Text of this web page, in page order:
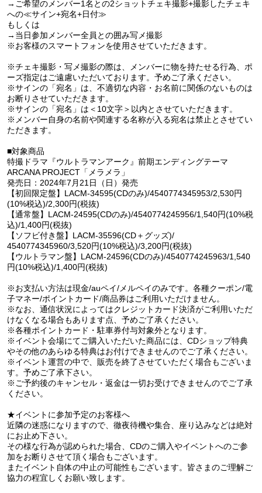
→ご希望のメンバー1名との2ショットチェキ撮影+撮影したチェキ
への≪サイン+宛名+日付≫
もしくは
→当日参加メンバー全員との囲み写メ撮影
※お客様のスマートフォンを使用させていただきます。
※チェキ撮影・写メ撮影の際は、メンバーに物を持たせる行為、ポ
ーズ指定はご遠慮いただいております。予めご了承ください。
※サインの「宛名」は、不適切な内容・お名前に関係のないものは
お断りさせていただきます。
※サインの「宛名」は＜10文字＞以内とさせていただきます。
※メンバー自身の名前や関連する名称が入る宛名は禁止とさせてい
ただきます。
■対象商品
特撮ドラマ『ウルトラマンアーク』前期エンディングテーマ
ARCANA PROJECT「メラメラ」
発売日：2024年7月21日（日）発売
【初回限定盤】LACM-34595(CDのみ)/4540774345953/2,530円
(10%税込)/2,300円(税抜)
【通常盤】LACM-24595(CDのみ)/4540774245956/1,540円(10%税
込)/1,400円(税抜)
【ソフビ付き盤】LACM-35596(CD＋グッズ)/
4540774345960/3,520円(10%税込)/3,200円(税抜)
【ウルトラマン盤】LACM-24596(CDのみ)/4540774245963/1,540
円(10%税込)/1,400円(税抜)
※お支払い方法は現金/auペイ/メルペイのみです。各種クーポン/電
子マネー/ポイントカード/商品券はご利用いただけません。
※なお、通信状況によってはクレジットカード決済がご利用いただ
けなくなる場合もあります点、予めご了承ください。
※各種ポイントカード・駐車券付与対象外となります。
※イベント会場にてご購入いただいた商品には、CDショップ特典
やその他のあらゆる特典はお付けできませんのでご了承ください。
※イベント運営の中で、販売を終了させていただく場合もございま
す。予めご了承下さい。
※ご予約後のキャンセル・返金は一切お受けできませんのでご了承
ください。
★イベントに参加予定のお客様へ
近隣の迷惑になりますので、徹夜待機や集合、座り込みなどは絶対
にお止め下さい。
その様な行為が認められた場合、CDのご購入やイベントへのご参
加をお断りさせて頂く場合もございます。
またイベント自体の中止の可能性もございます。皆さまのご理解ご
協力の程宜しくお願い致します。